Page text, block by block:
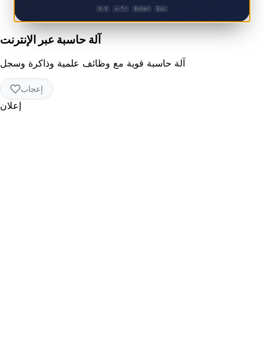
0-9 +-*/ Enter Esc
آلة حاسبة عبر الإنترنت
آلة حاسبة قوية مع وظائف علمية وذاكرة وسجل
إعجاب
إعلان